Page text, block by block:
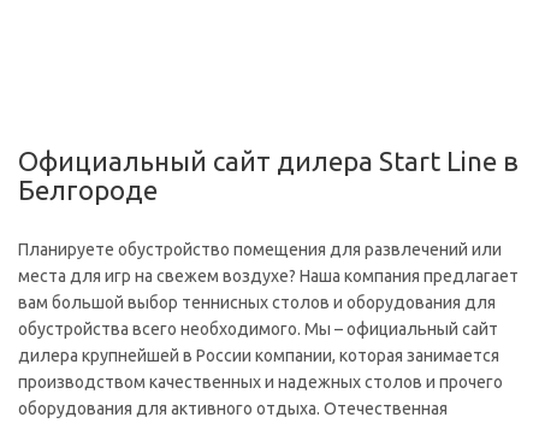
Официальный сайт дилера Start Line в
Белгороде
Планируете обустройство помещения для развлечений или
места для игр на свежем воздухе? Наша компания предлагает
вам большой выбор теннисных столов и оборудования для
обустройства всего необходимого. Мы – официальный сайт
дилера крупнейшей в России компании, которая занимается
производством качественных и надежных столов и прочего
оборудования для активного отдыха. Отечественная